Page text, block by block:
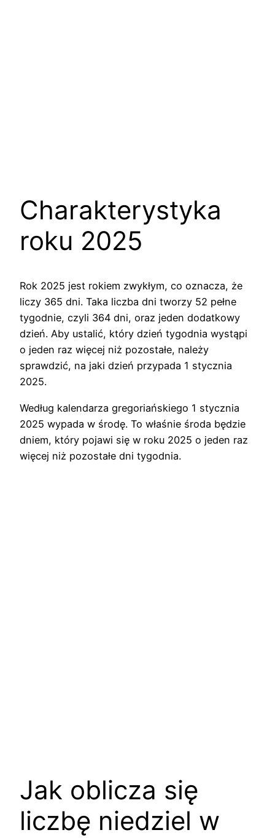
Charakterystyka
roku 2025
Rok 2025 jest rokiem zwykłym, co oznacza, że
liczy 365 dni. Taka liczba dni tworzy 52 pełne
tygodnie, czyli 364 dni, oraz jeden dodatkowy
dzień. Aby ustalić, który dzień tygodnia wystąpi
o jeden raz więcej niż pozostałe, należy
sprawdzić, na jaki dzień przypada 1 stycznia
2025.
Według kalendarza gregoriańskiego 1 stycznia
2025 wypada w środę. To właśnie środa będzie
dniem, który pojawi się w roku 2025 o jeden raz
więcej niż pozostałe dni tygodnia.
Jak oblicza się
liczbę niedziel w